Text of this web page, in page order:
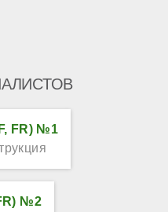
FR) №1
№2